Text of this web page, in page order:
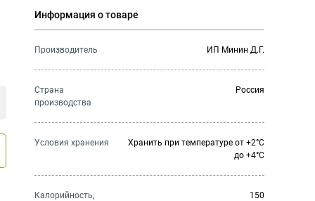
Информация о товаре
Производитель ИП Минин Д.Г.
Страна
производства
Россия
Условия хранения
Хранить при температуре от +2°С
до +4°С
Калорийность,
150